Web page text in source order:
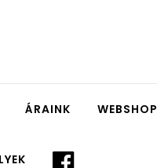
ÁRAINK WEBSHOP